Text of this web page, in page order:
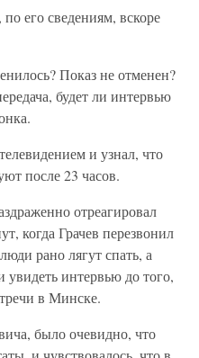
его сведениям, вскоре
Показ не отменен?
будет ли интервью
и узнал, что
после 23 часов.
отреагировал
когда Грачев перезвонил
рано лягут спать, а
интервью до того,
в Минске.
было очевидно, что